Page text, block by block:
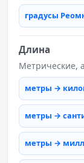
градусы
Длина
Метрические,
метры →
метры →
метры →